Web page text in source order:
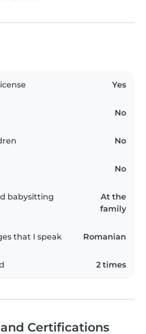
Yes
No
No
No
babysitting
At the
family
that I speak Romanian
2 times
Certifications